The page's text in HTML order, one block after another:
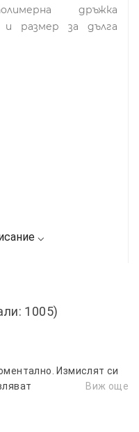
дръжка
и размер за дълга
1005)
Измислят си
Виж още